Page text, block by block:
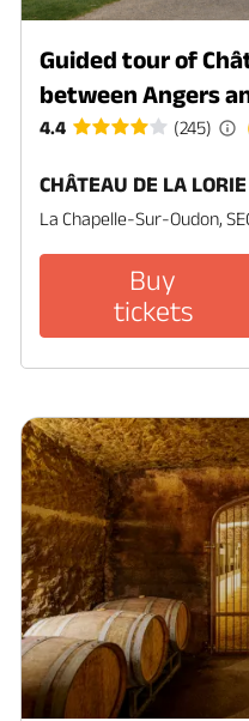
Guided tour of
between Angers
4.4 (245)
CHÂTEAU DE LA LORIE
La Chapelle-Sur-Oudon,
Buy
tickets